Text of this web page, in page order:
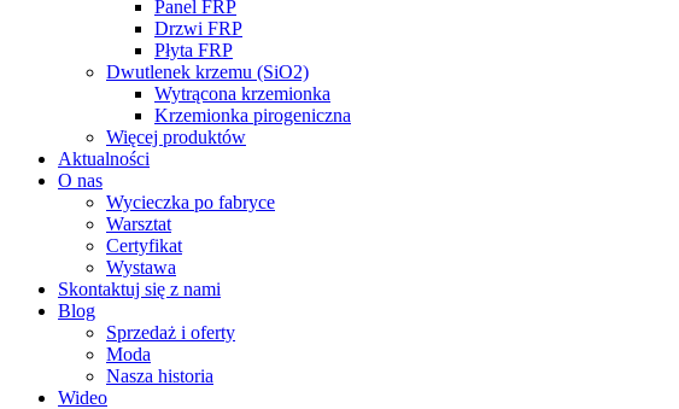
Panel FRP
Drzwi FRP
Płyta FRP
Dwutlenek krzemu (SiO2)
Wytrącona krzemionka
Krzemionka pirogeniczna
Więcej produktów
Aktualności
O nas
Wycieczka po fabryce
Warsztat
Certyfikat
Wystawa
Skontaktuj się z nami
Blog
Sprzedaż i oferty
Moda
Nasza historia
Wideo